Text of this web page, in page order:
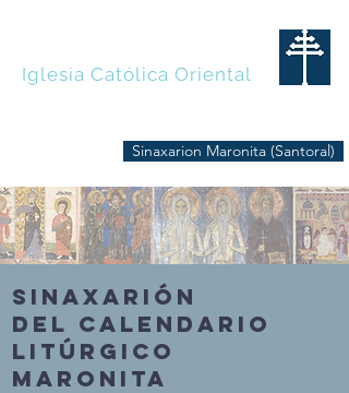
Iglesia Católica Oriental
Sinaxarion Maronita (Santoral)
SINAXARIÓN
DEL CALENDARIO
LITÚRGICO
MARONITA